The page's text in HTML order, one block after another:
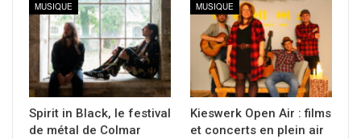
MUSIQUE
Spirit in Black, le festival
de métal de Colmar
MUSIQUE
Kieswerk Open Air : films
et concerts en plein air